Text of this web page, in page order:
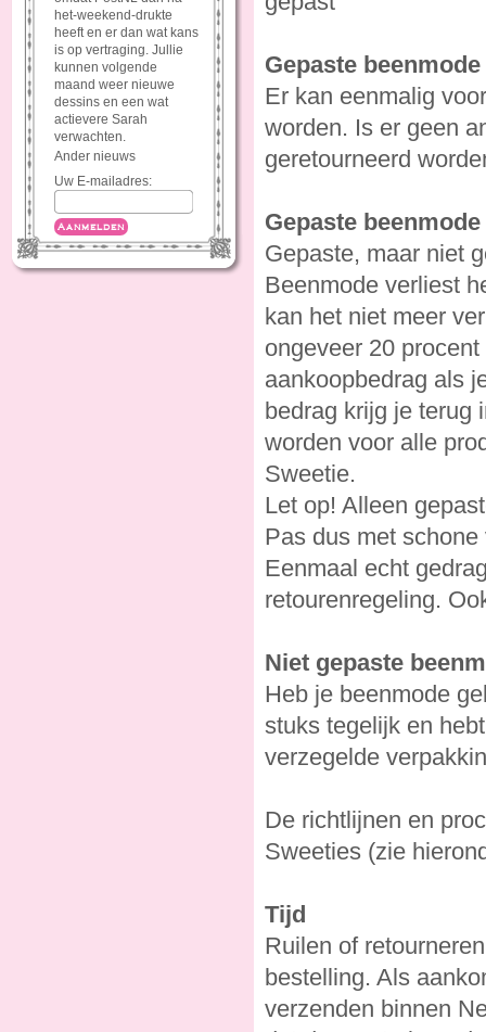
het-weekend-drukte
heeft en er dan wat kans
is op vertraging. Jullie
kunnen volgende
maand weer nieuwe
dessins en een wat
actievere Sarah
verwachten.
Ander nieuws
Uw E-mailadres:
Aanmelden
Gepaste
Er kan eenmalig
worden. Is er geen
geretourneerd
Gepaste
Gepaste, maar niet
Beenmode verliest
kan het niet meer
ongeveer 20
aankoopbedrag als
bedrag krijg je terug
worden voor alle
Sweetie.
Let op! Alleen
Pas dus met
Eenmaal echt
retourenregeling.
Niet gepaste
Heb je beenmode
stuks tegelijk en
verzegelde
De richtlijnen en
Sweeties (zie
Tijd
Ruilen of
bestelling. Als
verzenden binnen